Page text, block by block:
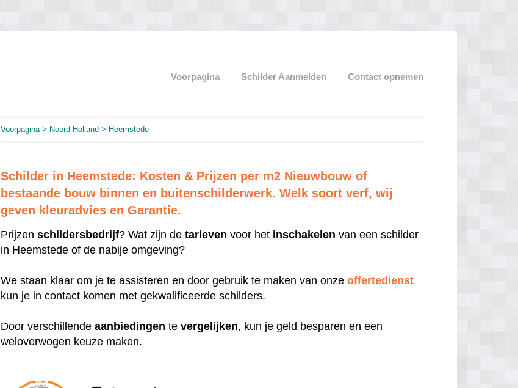
Voorpagina Schilder Aanmelden Contact opnemen
Voorpagina> Noord-Holland > Heemstede
Schilder in Heemstede: Kosten & Prijzen per m2 Nieuwbouw of
bestaande bouw binnen en buitenschilderwerk. Welk soort verf, wij
geven kleuradvies en Garantie.
Prijzenschildersbedrijf? Wat zijn detarieven voor het inschakelen van een schilder
in Heemstede of de nabije omgeving?
We staan klaar om je te assisteren en door gebruik te maken van onzeoffertedienst
kun je in contact komen met gekwalificeerde schilders.
Door verschillendeaanbiedingen tevergelijken, kun je geld besparen en een
weloverwogen keuze maken.